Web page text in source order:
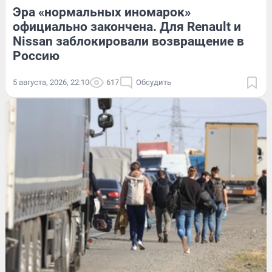
Эра «нормальных иномарок»
официально закончена. Для Renault и
Nissan заблокировали возвращение в
Россию
5 августа, 2026, 22:10 617 Обсудить